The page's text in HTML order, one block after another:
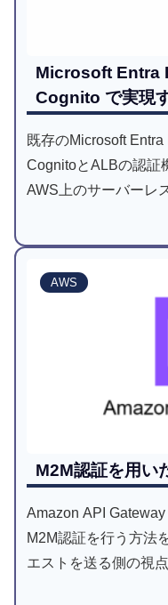
Microsoft Entra
Cognito で実現
既存のMicrosoft
CognitoとALBの認証
AWS上のサーバーレ
ロ化」とセキュアな
AWS
M2M認証を用い
Amazon API
M2M認証を行う方法
エストを送る側の視